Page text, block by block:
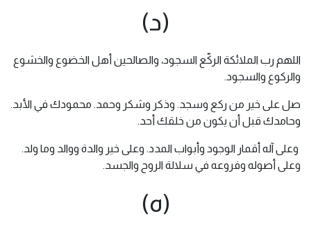
(د)
اللهم رب الملائكة الركّع السجود، والصالحين أهل الخضوع والخشوع
والركوع والسجود.
صل على خير من ركع وسجد. وذكر وشكر وحمد. محمودك في الأبد.
وحامدك قبل أن يكون من خلقك أحد.
وعلى آله أقمار الوجود وأبواب المدد. وعلى خير والدة ووالد وما ولد.
وعلى أصوله وفروعه في سلالة الروح والجسد.
(ه)